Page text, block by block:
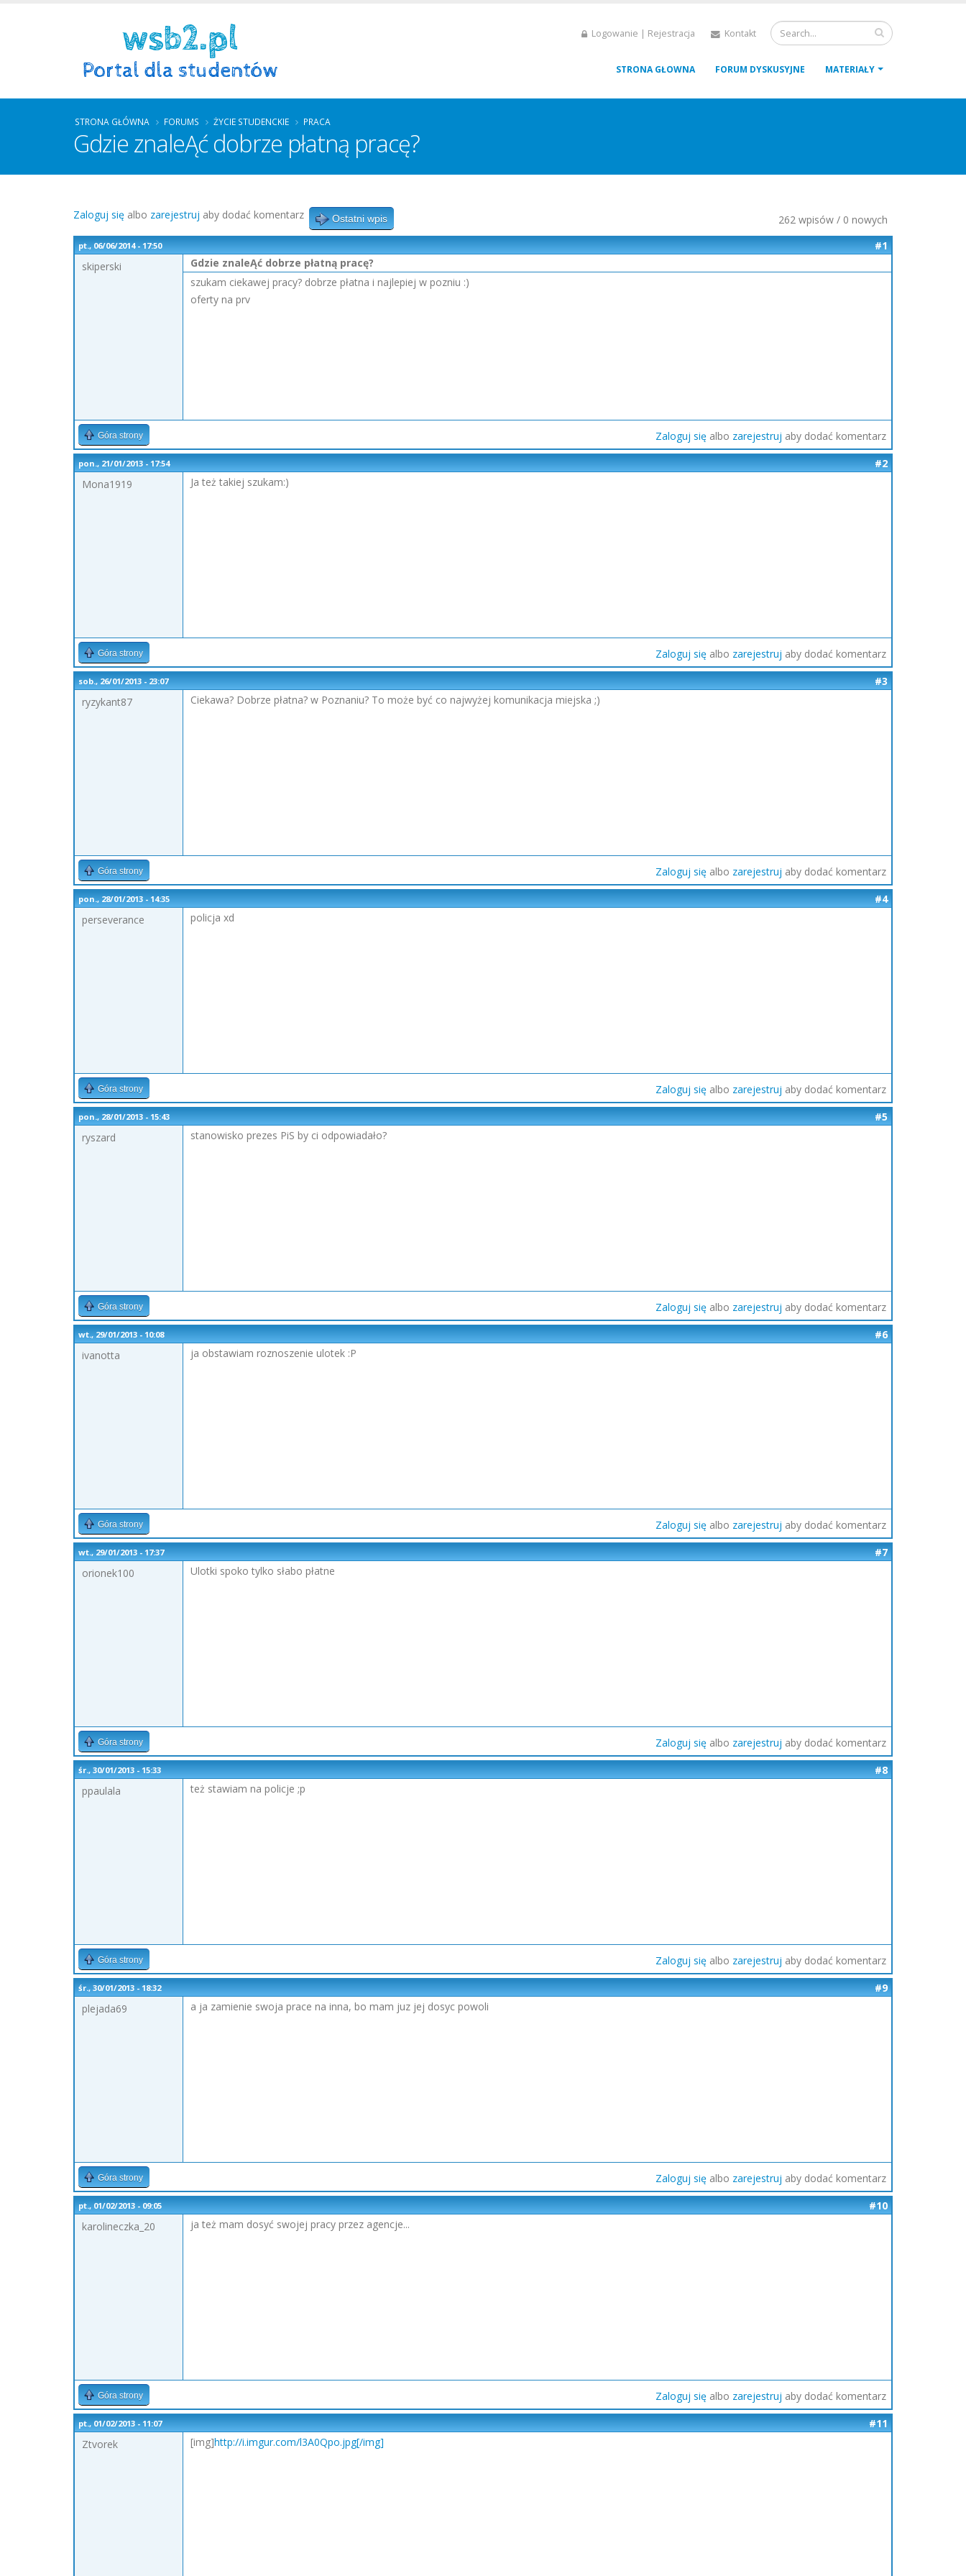
Logowanie | Rejestracja Kontakt
STRONA GŁOWNA FORUM DYSKUSYJNE MATERIAŁY
STRONA GŁÓWNA FORUMS ŻYCIE STUDENCKIE PRACA
Gdzie znaleĄć dobrze płatną pracę?
262 wpisów / 0 nowych
Zaloguj się albo zarejestruj aby dodać komentarz Ostatni wpis
pt., 06/06/2014 - 17:50
#1
skiperski
Gdzie znaleĄć dobrze płatną pracę?
szukam ciekawej pracy? dobrze płatna i najlepiej w pozniu :)
oferty na prv
Góra strony Zaloguj się albo zarejestruj aby dodać komentarz
pon., 21/01/2013 - 17:54
#2
Mona1919
Ja też takiej szukam:)
Góra strony Zaloguj się albo zarejestruj aby dodać komentarz
sob., 26/01/2013 - 23:07
#3
ryzykant87
Ciekawa? Dobrze płatna? w Poznaniu? To może być co najwyżej komunikacja miejska ;)
Góra strony Zaloguj się albo zarejestruj aby dodać komentarz
pon., 28/01/2013 - 14:35
#4
perseverance
policja xd
Góra strony Zaloguj się albo zarejestruj aby dodać komentarz
pon., 28/01/2013 - 15:43
#5
ryszard
stanowisko prezes PiS by ci odpowiadało?
Góra strony Zaloguj się albo zarejestruj aby dodać komentarz
wt., 29/01/2013 - 10:08
#6
ivanotta
ja obstawiam roznoszenie ulotek :P
Góra strony Zaloguj się albo zarejestruj aby dodać komentarz
wt., 29/01/2013 - 17:37
#7
orionek100
Ulotki spoko tylko słabo płatne
Góra strony Zaloguj się albo zarejestruj aby dodać komentarz
śr., 30/01/2013 - 15:33
#8
ppaulala
też stawiam na policje ;p
Góra strony Zaloguj się albo zarejestruj aby dodać komentarz
śr., 30/01/2013 - 18:32
#9
plejada69
a ja zamienie swoja prace na inna, bo mam juz jej dosyc powoli
Góra strony Zaloguj się albo zarejestruj aby dodać komentarz
pt., 01/02/2013 - 09:05
#10
karolineczka_20
ja też mam dosyć swojej pracy przez agencje...
Góra strony Zaloguj się albo zarejestruj aby dodać komentarz
pt., 01/02/2013 - 11:07
#11
Ztvorek
[img]http://i.imgur.com/l3A0Qpo.jpg[/img]